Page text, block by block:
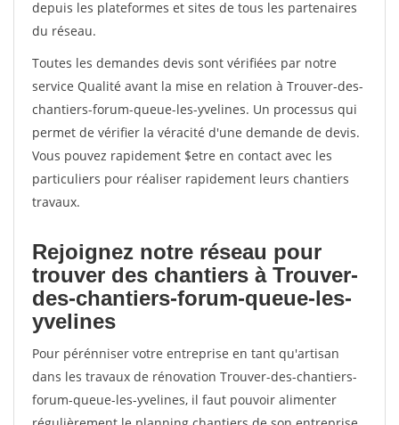
depuis les plateformes et sites de tous les partenaires
du réseau.
Toutes les demandes devis sont vérifiées par notre
service Qualité avant la mise en relation à Trouver-des-
chantiers-forum-queue-les-yvelines. Un processus qui
permet de vérifier la véracité d'une demande de devis.
Vous pouvez rapidement $etre en contact avec les
particuliers pour réaliser rapidement leurs chantiers
travaux.
Rejoignez notre réseau pour
trouver des chantiers à Trouver-
des-chantiers-forum-queue-les-
yvelines
Pour pérénniser votre entreprise en tant qu'artisan
dans les travaux de rénovation Trouver-des-chantiers-
forum-queue-les-yvelines, il faut pouvoir alimenter